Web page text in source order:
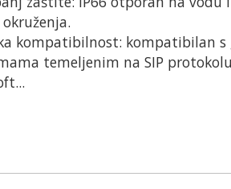
kompatibilnost: kompatibilan s
temeljenim na SIP